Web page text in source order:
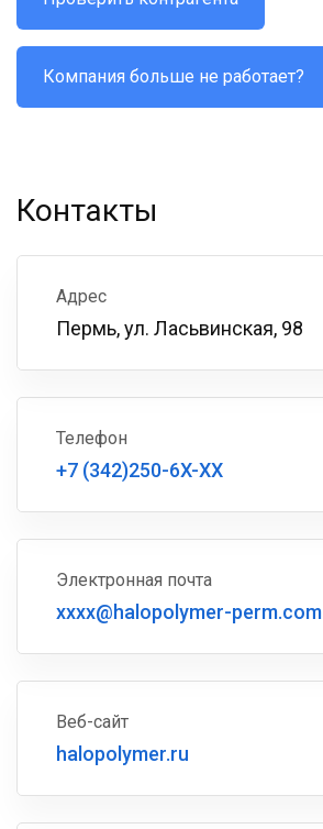
Компания больше не работает?
Контакты
Адрес
Пермь, ул. Ласьвинская, 98
Телефон
+7 (342)250-6X-XX
Электронная почта
xxxx@halopolymer-perm.com
Веб-сайт
halopolymer.ru